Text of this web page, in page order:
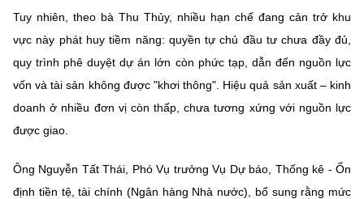
Tuy nhiên, theo bà Thu Thủy, nhiều hạn chế đang cản trở khu
vực này phát huy tiềm năng: quyền tự chủ đầu tư chưa đầy đủ,
quy trình phê duyệt dự án lớn còn phức tạp, dẫn đến nguồn lực
vốn và tài sản không được "khơi thông". Hiệu quả sản xuất – kinh
doanh ở nhiều đơn vị còn thấp, chưa tương xứng với nguồn lực
được giao.
Ông Nguyễn Tất Thái, Phó Vụ trưởng Vụ Dự báo, Thống kê - Ổn
định tiền tệ, tài chính (Ngân hàng Nhà nước), bổ sung rằng mức